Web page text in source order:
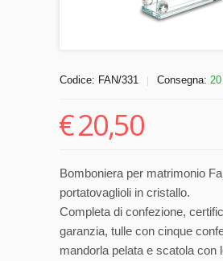
Codice: FAN/331 Consegna:
€20,50
Bomboniera per matrimonio
portatovaglioli in cristallo.
Completa di confezione,
garanzia, tulle con cinque
mandorla pelata e scatola con